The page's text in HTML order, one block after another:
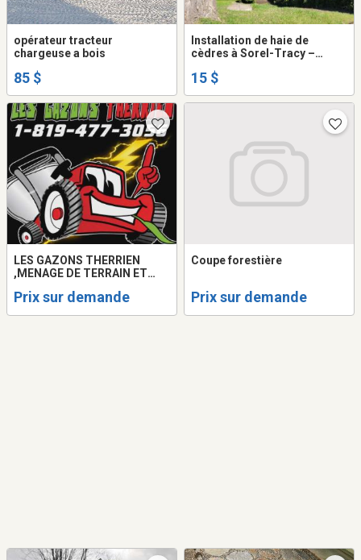
opérateur tracteur
chargeuse a bois
85 $
Installation de haie de
cèdres à Sorel-Tracy –
disponibles selon vos
besoins
15 $
LES GAZONS THERRIEN
,MENAGE DE TERRAIN ET
Prix sur demande
Coupe forestière
Prix sur demande